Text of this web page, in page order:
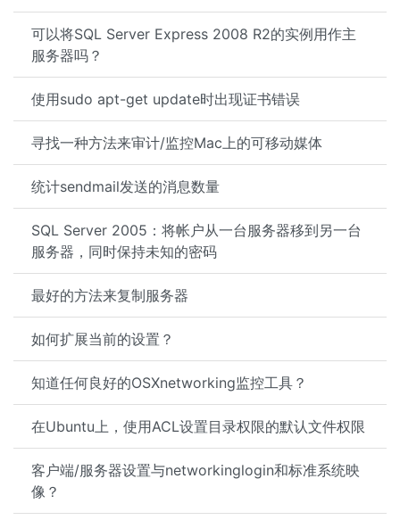
可以将SQL Server Express 2008 R2的实例用作主
服务器吗？
使用sudo apt-get update时出现证书错误
寻找一种方法来审计/监控Mac上的可移动媒体
统计sendmail发送的消息数量
SQL Server 2005：将帐户从一台服务器移到另一台
服务器，同时保持未知的密码
最好的方法来复制服务器
如何扩展当前的设置？
知道任何良好的OSXnetworking监控工具？
在Ubuntu上，使用ACL设置目录权限的默认文件权限
客户端/服务器设置与networkinglogin和标准系统映
像？